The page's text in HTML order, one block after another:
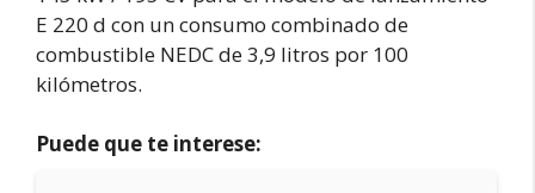
E 220 d con un consumo combinado de
combustible NEDC de 3,9 litros por 100
kilómetros.
Puede que te interese: